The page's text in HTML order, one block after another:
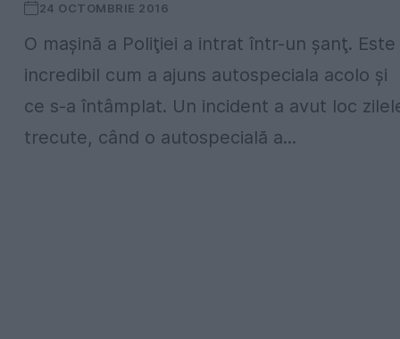
24 OCTOMBRIE 2016
O maşină a Poliţiei a intrat într-un şanţ. Este
incredibil cum a ajuns autospeciala acolo şi
ce s-a întâmplat. Un incident a avut loc
trecute, când o autospecială a...